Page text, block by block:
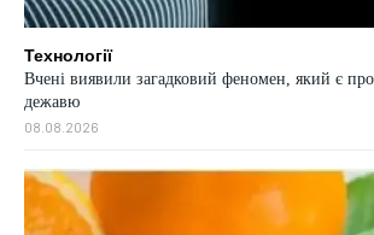
Технології
Вчені виявили загадковий феномен, який є
дежавю
08.08.2026